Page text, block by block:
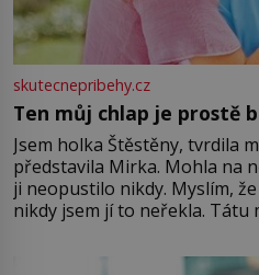
skutecnepribehy.cz
Ten můj chlap je prostě
Jsem holka Štěstěny, tvrdila
představila Mirka. Mohla na
ji neopustilo nikdy. Myslím,
nikdy jsem jí to neřekla. Tátu
Jsme spolu moc rádi Tehdy